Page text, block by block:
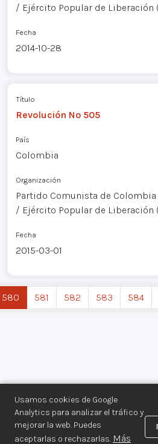
Usamos cookies de Google
Analytics para analizar el tráfico y
mejorar la web. Puedes
aceptarlas o rechazarlas. Más
/ Ejército Popular de Liberación
Fecha
2014-10-28
Título
Revolución Nº 505
País
Colombia
Organización
Partido Comunista de
/ Ejército Popular de Liberación
Fecha
2015-03-01
580 581 582 583 584
Centro de Documentación de los